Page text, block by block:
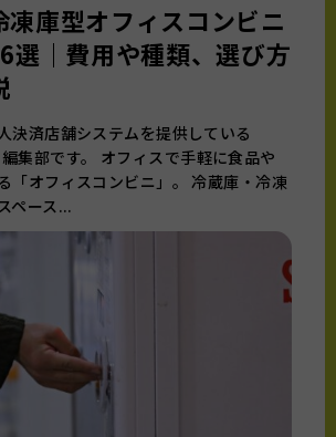
凍庫型オフィスコンビニ
選｜費用や種類、選び方
決済店舗システムを提供している
集部です。 オフィスで手軽に食品や
「オフィスコンビニ」。 冷蔵庫・冷凍
ペース...